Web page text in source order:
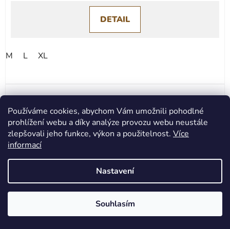
Používáme cookies, abychom Vám umožnili pohodlné
prohlížení webu a díky analýze provozu webu neustále
zlepšovali jeho funkce, výkon a použitelnost. Více
informací
Nastavení
Souhlasím
DETAIL
M L XL